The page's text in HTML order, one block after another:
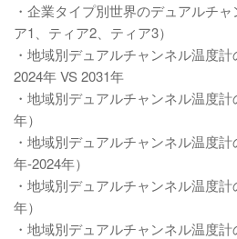
・企業タイプ別世界のデュアルチ
ア1、ティア2、ティア3）
・地域別デュアルチャンネル温度
2024年 VS 2031年
・地域別デュアルチャンネル温度
年）
・地域別デュアルチャンネル温度
年-2024年）
・地域別デュアルチャンネル温度
年）
・地域別デュアルチャンネル温度